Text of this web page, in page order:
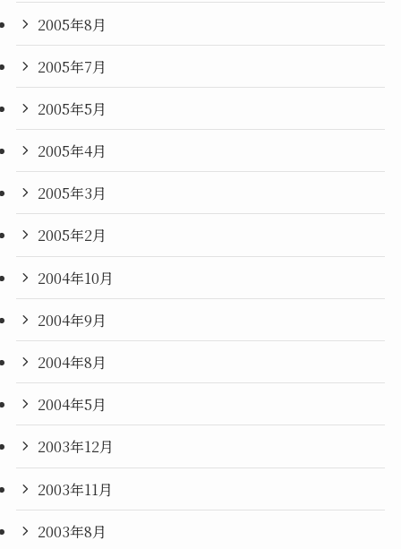
2005年8月
2005年7月
2005年5月
2005年4月
2005年3月
2005年2月
2004年10月
2004年9月
2004年8月
2004年5月
2003年12月
2003年11月
2003年8月